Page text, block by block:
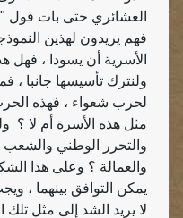
العشائري حتى بات قول "
فهم يريدون لهذين
الأسرية أن يسودا ، فهل
ولنترك تأسيسها جانبا ،
لحرب شعواء ، فهذه
مثل هذه الأسرة أم لا ؟
والتحرر الوطني والشعب
والعمالة ؟ وعلى هذا
يمكن التوافق بينهما ،
لا يريد الشد إلى مثل تلك